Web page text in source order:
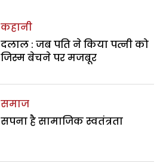
कहानी
दलाल : जब पति ने किया पत्नी को
जिस्म बेचने पर मजबूर
समाज
सपना है सामाजिक स्वतंत्रता